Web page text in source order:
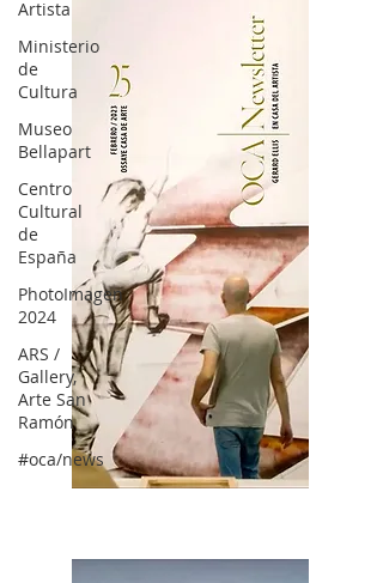
Artista
Ministerio
de
Cultura
Museo
Bellapart
Centro
Cultural
de
España
PhotoImagen
2024
ARS /
Gallery,
Arte San
Ramón
#oca/news